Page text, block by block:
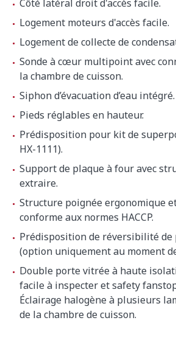
Côté latéral droit d'accès facile.
Logement moteurs d'accès facile.
Logement de collecte de
Sonde à cœur multipoint avec
la chambre de cuisson.
Siphon d’évacuation d’eau intégré.
Pieds réglables en hauteur.
Prédisposition pour kit de
HX-1111).
Support de plaque à four avec
extraire.
Structure poignée ergonomique
conforme aux normes HACCP.
Prédisposition de réversibilité de
(option uniquement au moment
Double porte vitrée à haute
facile à inspecter et safety
Éclairage halogène à plusieurs
de la chambre de cuisson.